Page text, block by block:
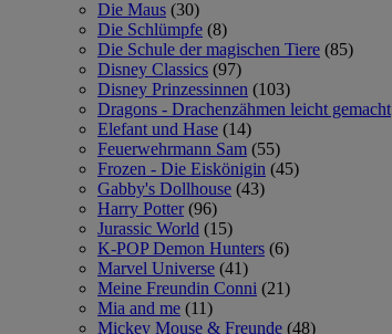
Die Maus (30)
Die Schlümpfe (8)
Die Schule der magischen Tiere (85)
Disney Classics (97)
Disney Prinzessinnen (103)
Dragons - Drachenzähmen leicht gemacht
Elefant und Hase (14)
Feuerwehrmann Sam (55)
Frozen - Die Eiskönigin (45)
Gabby's Dollhouse (43)
Harry Potter (96)
Jurassic World (15)
K-POP Demon Hunters (6)
Marvel Universe (41)
Meine Freundin Conni (21)
Mia and me (11)
Mickey Mouse & Freunde (48)